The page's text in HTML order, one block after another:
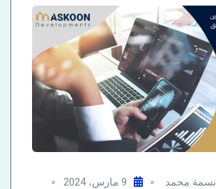
نسمة محمد
9 مارس، 2024